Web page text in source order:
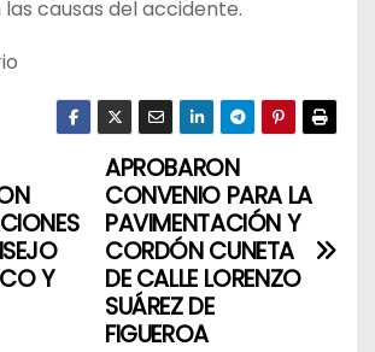
causas del accidente.
APROBARON
CONVENIO PARA LA
PAVIMENTACIÓN Y
CORDÓN CUNETA
DE CALLE LORENZO
SUÁREZ DE
FIGUEROA
Y